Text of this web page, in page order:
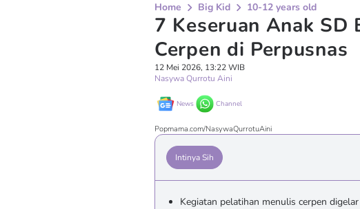
Home Big Kid 10-12 years old
7 Keseruan Anak SD
Cerpen di Perpusnas
12 Mei 2026, 13:22 WIB
Nasywa Qurrotu Aini
News Channel
Popmama.com/NasywaQurrotuAini
Intinya Sih
Kegiatan pelatihan menulis cerpen